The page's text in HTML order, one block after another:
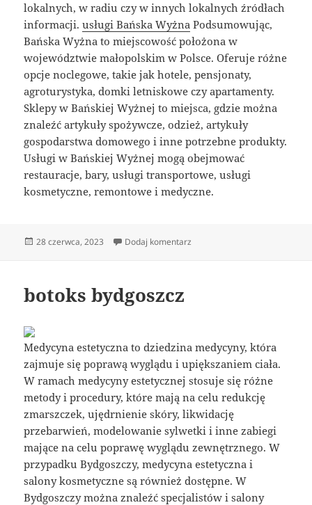
lokalnych, w radiu czy w innych lokalnych źródłach
informacji.usługi Bańska Wyżna Podsumowując,
Bańska Wyżna to miejscowość położona w
województwie małopolskim w Polsce. Oferuje różne
opcje noclegowe, takie jak hotele, pensjonaty,
agroturystyka, domki letniskowe czy apartamenty.
Sklepy w Bańskiej Wyżnej to miejsca, gdzie można
znaleźć artykuły spożywcze, odzież, artykuły
gospodarstwa domowego i inne potrzebne produkty.
Usługi w Bańskiej Wyżnej mogą obejmować
restauracje, bary, usługi transportowe, usługi
kosmetyczne, remontowe i medyczne.
Data
28 czerwca, 2023 Dodaj komentarz
botoks bydgoszcz
Medycyna estetyczna to dziedzina medycyny, która
zajmuje się poprawą wyglądu i upiększaniem ciała.
W ramach medycyny estetycznej stosuje się różne
metody i procedury, które mają na celu redukcję
zmarszczek, ujędrnienie skóry, likwidację
przebarwień, modelowanie sylwetki i inne zabiegi
mające na celu poprawę wyglądu zewnętrznego. W
przypadku Bydgoszczy, medycyna estetyczna i
salony kosmetyczne są również dostępne. W
Bydgoszczy można znaleźć specjalistów i salony